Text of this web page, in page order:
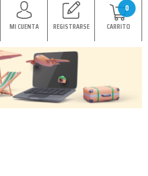
MI CUENTA REGISTRARSE
0
CARRITO